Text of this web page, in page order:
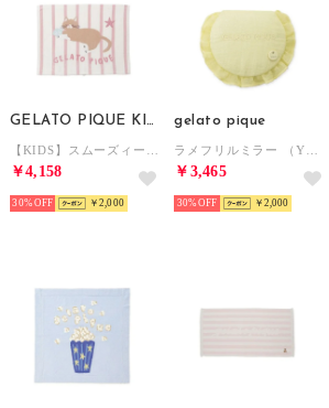
GELATO PIQUE KIDS & BABY
￥4,158
30% ￥2,000
gelato pique
￥3,465
30% ￥2,000